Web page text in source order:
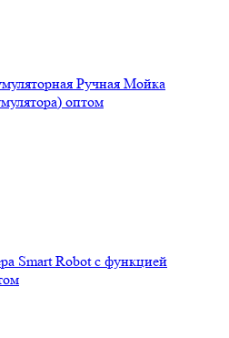
Ручная Мойка
оптом
Smart Robot с функцией